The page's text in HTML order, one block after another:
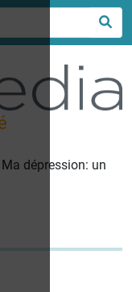
Ma dépression: un